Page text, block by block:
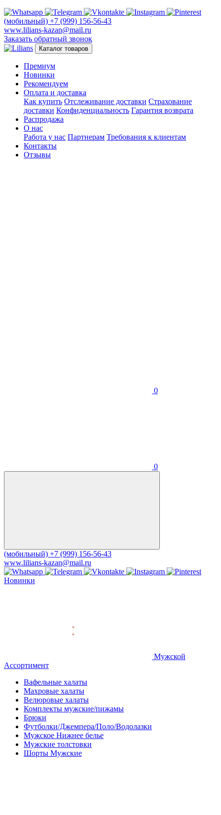
(мобильный) +7 (999) 156-56-43
www.lilians-kazan@mail.ru
Заказать обратный звонок
Каталог товаров
Премиум
Новинки
Рекомендуем
Оплата и доставка
Как купить Отслеживание доставки Страхование
доставки Конфиденциальность Гарантия возврата
Распродажа
О нас
Работа у нас Партнерам Требования к клиентам
Контакты
Отзывы
0
0
(мобильный) +7 (999) 156-56-43
www.lilians-kazan@mail.ru
Новинки
Мужской
Ассортимент
Вафельные халаты
Махровые халаты
Велюровые халаты
Комплекты мужские/пижамы
Брюки
Футболки/Джемпера/Поло/Водолазки
Мужское Нижнее белье
Мужские толстовки
Шорты Мужские